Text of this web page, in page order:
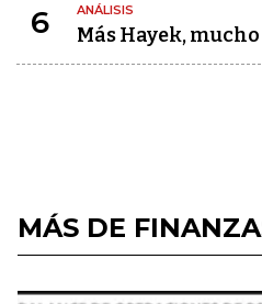
6 ANÁLISIS
Más Hayek,
MÁS DE